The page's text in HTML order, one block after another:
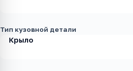
Тип кузовной детали